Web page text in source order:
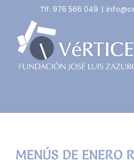
content
Tlf: 976 566 049 |
MENÚS DE ENERO